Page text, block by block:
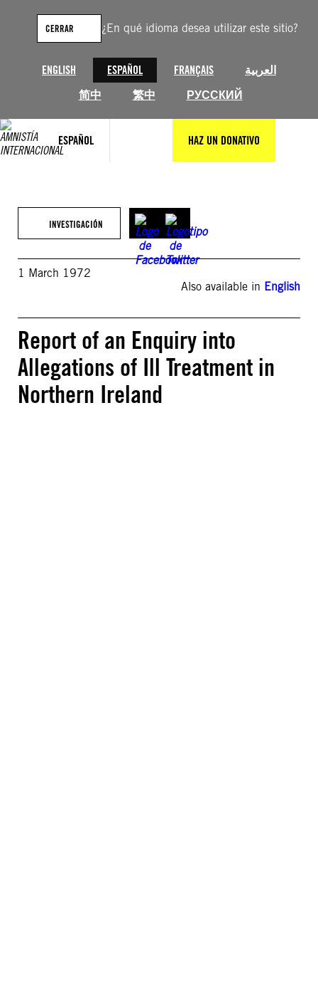
¿En qué idioma desea utilizar este sitio?
ENGLISH ESPAÑOL FRANÇAIS
العربية
简中
繁中 РУССКИЙ
CERRAR
ESPAÑOL HAZ UN DONATIVO
contenido
INVESTIGACIÓN
1 March 1972
Also available in English
Report of an Enquiry into
Allegations of Ill Treatment in
Northern Ireland